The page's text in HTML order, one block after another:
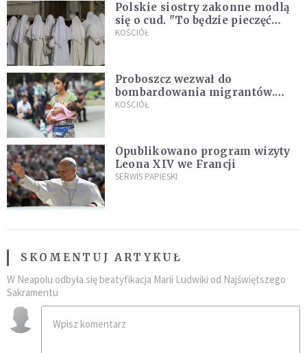
Polskie siostry zakonne modlą
się o cud. "To będzie pieczęć
Pana Boga dla naszej wiary"
KOŚCIÓŁ
Proboszcz wezwał do
bombardowania migrantów.
"Masowy ogień przeciwko
KOŚCIÓŁ
Opublikowano program wizyty
Leona XIV we Francji
SERWIS PAPIESKI
SKOMENTUJ ARTYKUŁ
W Neapolu odbyła się beatyfikacja Marii Ludwiki od Najświętszego
Sakramentu